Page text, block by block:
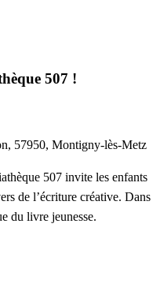
507 !
57950, Montigny-lès-Metz
507 invite les enfants
de l’écriture créative. Dans
du livre jeunesse.